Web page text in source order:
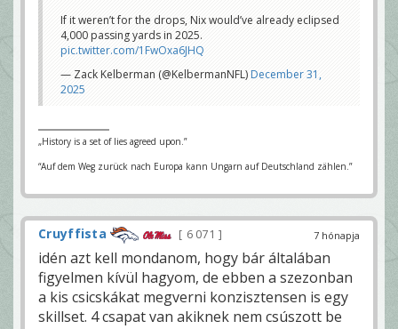
If it weren’t for the drops, Nix would’ve already eclipsed
4,000 passing yards in 2025.
pic.twitter.com/1FwOxa6JHQ
— Zack Kelberman (@KelbermanNFL)December 31,
2025
„History is a set of lies agreed upon.”
“Auf dem Weg zurück nach Europa kann Ungarn auf Deutschland zählen.”
7 hónapja
Cruyffista 6 071
idén azt kell mondanom, hogy bár általában
figyelmen kívül hagyom, de ebben a szezonban
a kis csicskákat megverni konzisztensen is egy
skillset. 4 csapat van akiknek nem csúszott be